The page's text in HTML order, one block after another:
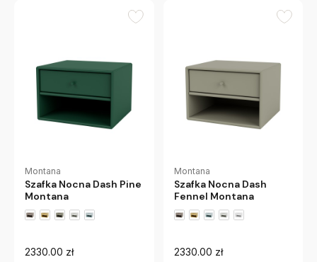
Montana
Szafka Nocna Dash Pine
Montana
2330.00 zł
Montana
Szafka Nocna Dash
Fennel Montana
2330.00 zł